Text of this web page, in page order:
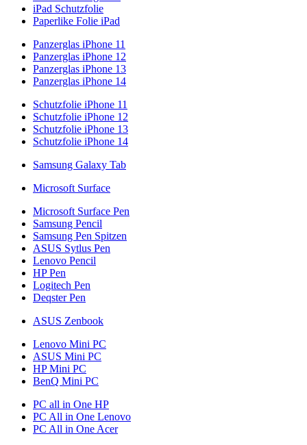
iPad Schutzfolie
Paperlike Folie iPad
Panzerglas iPhone 11
Panzerglas iPhone 12
Panzerglas iPhone 13
Panzerglas iPhone 14
Schutzfolie iPhone 11
Schutzfolie iPhone 12
Schutzfolie iPhone 13
Schutzfolie iPhone 14
Samsung Galaxy Tab
Microsoft Surface
Microsoft Surface Pen
Samsung Pencil
Samsung Pen Spitzen
ASUS Sytlus Pen
Lenovo Pencil
HP Pen
Logitech Pen
Deqster Pen
ASUS Zenbook
Lenovo Mini PC
ASUS Mini PC
HP Mini PC
BenQ Mini PC
PC all in One HP
PC All in One Lenovo
PC All in One Acer